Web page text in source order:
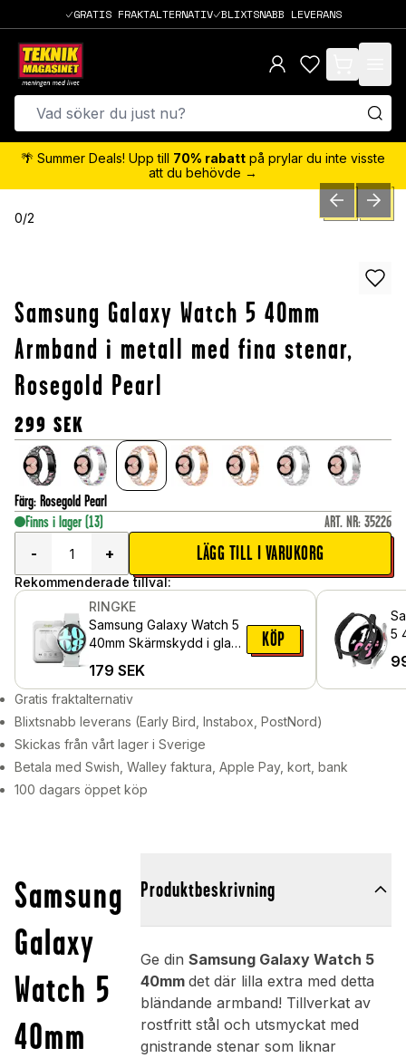
GRATIS FRAKTALTERNATIV BLIXTSNABB LEVERANS
items in cart,
🌴 Summer Deals! Upp till 70% rabatt på prylar du inte visste
att du behövde →
0/2 PREVIOUSNEXT
Samsung Galaxy Watch 5 40mm
Armband i metall med fina stenar,
Rosegold Pearl
299 SEK
Färg: Rosegold Pearl
Finns i lager (13) ART. NR: 35226
-
+ LÄGG TILL I VARUKORG
Rekommenderade tillval:
RINGKE
Samsung Galaxy Watch 5
40mm Skärmskydd i glas
179 SEK
KÖP
5
Gratis fraktalternativ
Blixtsnabb leverans (Early Bird, Instabox, PostNord)
Skickas från vårt lager i Sverige
Betala med Swish, Walley faktura, Apple Pay, kort, bank
100 dagars öppet köp
Samsung
Galaxy
Watch 5
40mm
Produktbeskrivning
Ge din Samsung Galaxy Watch 5
40mm det där lilla extra med detta
bländande armband! Tillverkat av
rostfritt stål och utsmyckat med
gnistrande stenar som liknar